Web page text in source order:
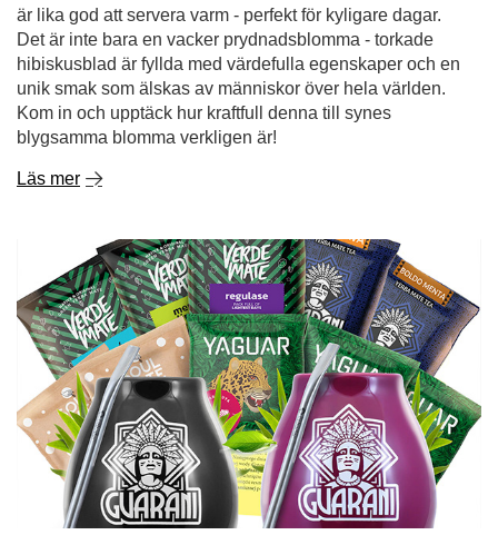
är lika god att servera varm - perfekt för kyligare dagar.
Det är inte bara en vacker prydnadsblomma - torkade
hibiskusblad är fyllda med värdefulla egenskaper och en
unik smak som älskas av människor över hela världen.
Kom in och upptäck hur kraftfull denna till synes
blygsamma blomma verkligen är!
Läs mer